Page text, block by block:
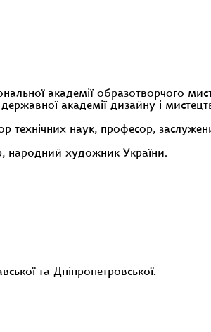
академії образотворчого
академії дизайну і
технічних наук, професор,
народний художник України.
та Дніпропетровської.